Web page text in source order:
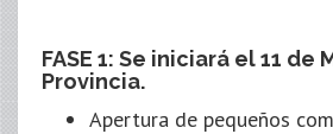
FASE 1: Se iniciará el 11 de
Provincia.
Apertura de pequeños